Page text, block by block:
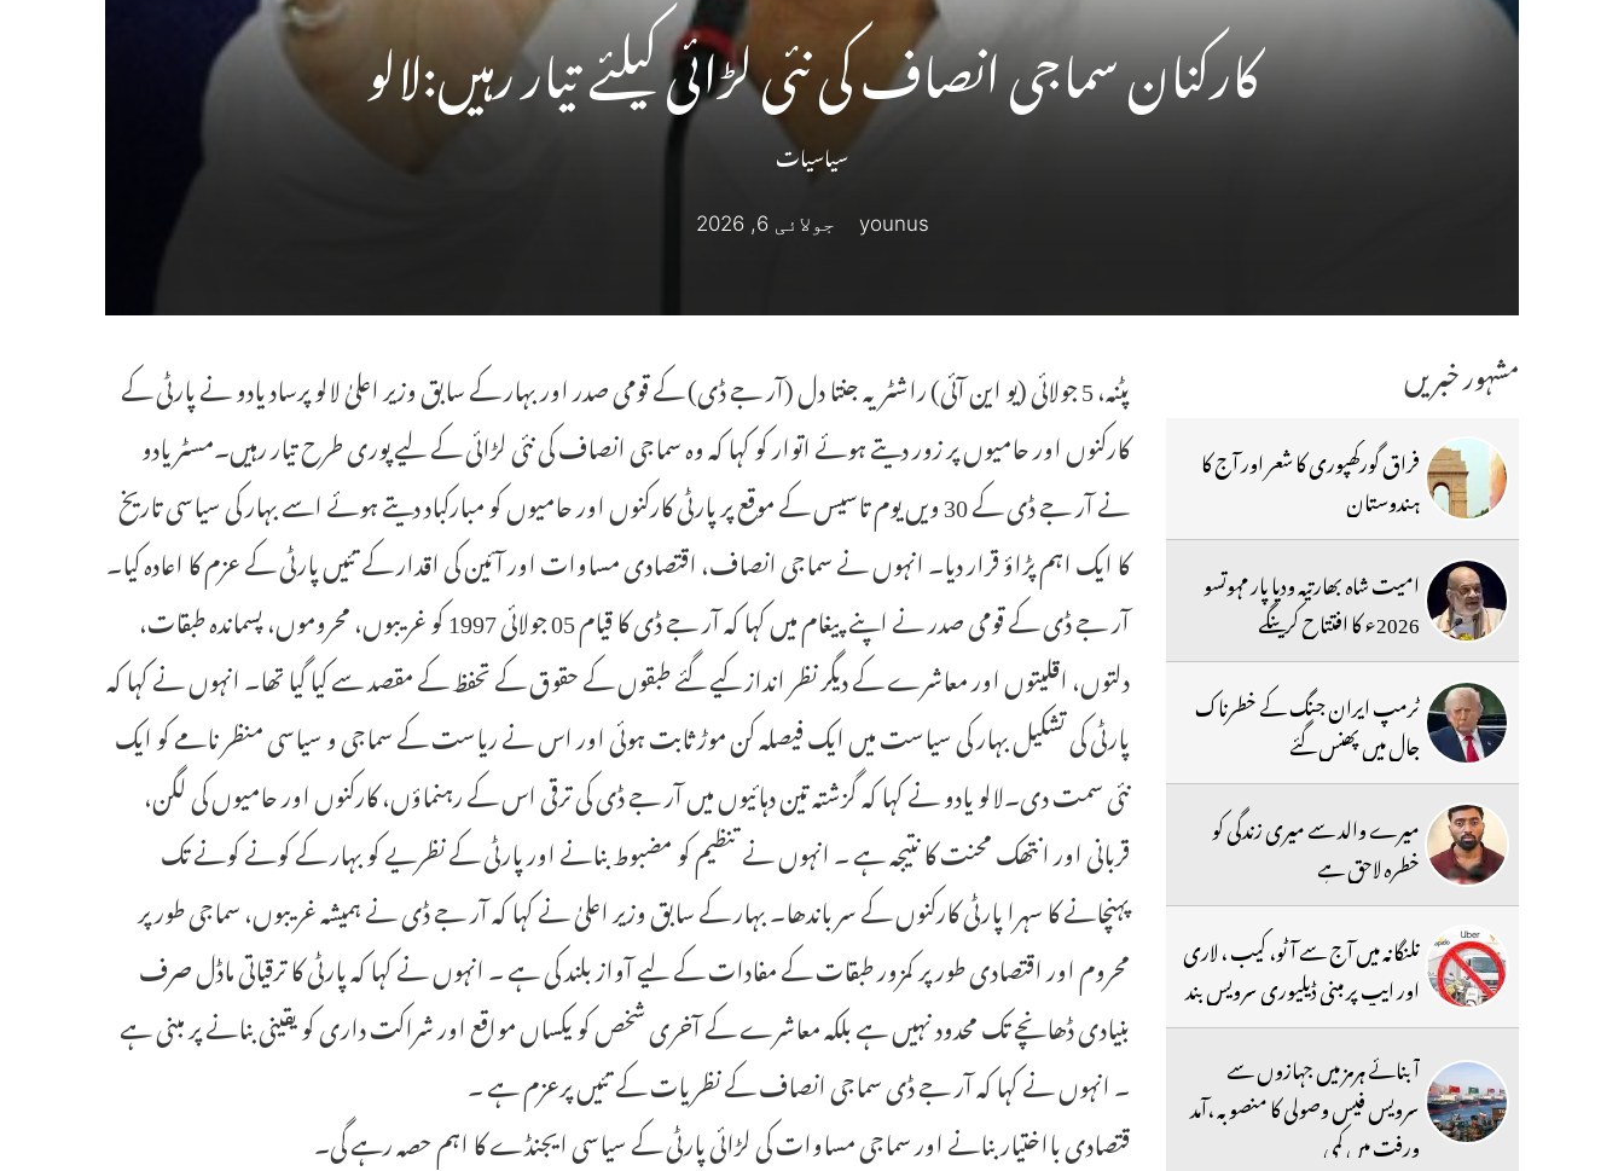
کارکنان سماجی انصاف کی نئی لڑائی کیلئے تیار رہیں:لالو
سیاسیات
younus جولائی 6, 2026
پٹنہ، 5 جولائی (یو این آئی) راشٹریہ جنتا دل (آر جے ڈی) کے قومی صدر اور بہار کے سابق وزیر اعلیٰ لالو پرساد یادو نے پارٹی کے
کارکنوں اور حامیوں پر زور دیتے ہوئے اتوار کو کہا کہ وہ سماجی انصاف کی نئی لڑائی کے لیے پوری طرح تیار رہیں۔مسٹر یادو
نے آر جے ڈی کے 30 ویں یوم تاسیس کے موقع پر پارٹی کارکنوں اور حامیوں کو مبارکباد دیتے ہوئے اسے بہار کی سیاسی تاریخ
کا ایک اہم پڑاؤ قرار دیا۔ انہوں نے سماجی انصاف، اقتصادی مساوات اور آئین کی اقدار کے تئیں پارٹی کے عزم کا اعادہ کیا۔
آر جے ڈی کے قومی صدر نے اپنے پیغام میں کہا کہ آر جے ڈی کا قیام 05 جولائی 1997 کو غریبوں، محروموں، پسماندہ طبقات،
دلتوں، اقلیتوں اور معاشرے کے دیگر نظر انداز کیے گئے طبقوں کے حقوق کے تحفظ کے مقصد سے کیا گیا تھا۔ انہوں نے کہا کہ
پارٹی کی تشکیل بہار کی سیاست میں ایک فیصلہ کن موڑ ثابت ہوئی اور اس نے ریاست کے سماجی و سیاسی منظر نامے کو ایک
نئی سمت دی۔لالو یادو نے کہا کہ گزشتہ تین دہائیوں میں آر جے ڈی کی ترقی اس کے رہنماؤں، کارکنوں اور حامیوں کی لگن،
قربانی اور انتھک محنت کا نتیجہ ہے ۔ انہوں نے تنظیم کو مضبوط بنانے اور پارٹی کے نظریے کو بہار کے کونے کونے تک
پہنچانے کا سہرا پارٹی کارکنوں کے سر باندھا۔ بہار کے سابق وزیر اعلیٰ نے کہا کہ آر جے ڈی نے ہمیشہ غریبوں، سماجی طور پر
محروم اور اقتصادی طور پر کمزور طبقات کے مفادات کے لیے آواز بلند کی ہے ۔ انہوں نے کہا کہ پارٹی کا ترقیاتی ماڈل صرف
بنیادی ڈھانچے تک محدود نہیں ہے بلکہ معاشرے کے آخری شخص کو یکساں مواقع اور شراکت داری کو یقینی بنانے پر مبنی ہے
۔ انہوں نے کہا کہ آر جے ڈی سماجی انصاف کے نظریات کے تئیں پرعزم ہے ۔
قتصادی بااختیار بنانے اور سماجی مساوات کی لڑائی پارٹی کے سیاسی ایجنڈے کا اہم حصہ رہے گی۔
مشہور خبریں
فراق گورکھپوری کا شعر اور آج کا
ہندوستان
امیت شاہ بھارتیہ ودیا پار مہوتسو
2026ء کا افتتاح کرینگے
ٹرمپ ایران جنگ کے خطرناک
جال میں پھنس گئے
میرے والد سے میری زندگی کو
خطرہ لاحق ہے
تلنگانہ میں آج سے آٹو، کیب ، لاری
اور ایپ پر مبنی ڈیلیوری سرویس بند
آبنائے ہرمز میں جہازوں سے
سرویس فیس وصولی کا منصوبہ ،آمد
ورفت میں کمی